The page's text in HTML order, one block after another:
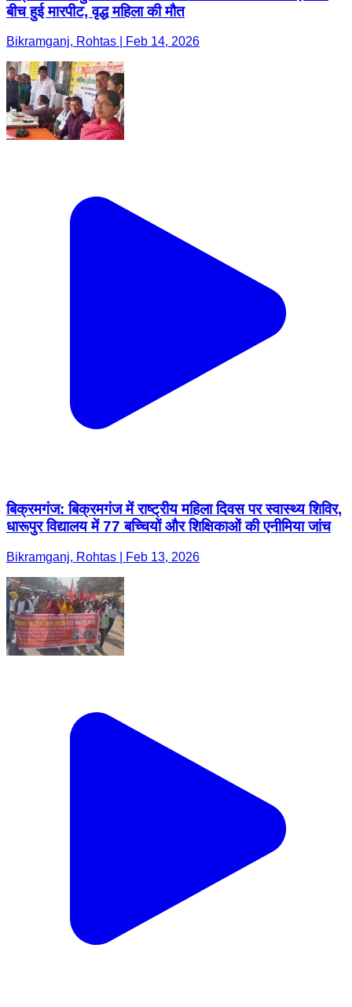
बीच हुई मारपीट, वृद्ध महिला की मौत
Bikramganj, Rohtas | Feb 14, 2026
बिक्रमगंज: बिक्रमगंज में राष्ट्रीय महिला दिवस पर स्वास्थ्य शिविर,
धारूपुर विद्यालय में 77 बच्चियों और शिक्षिकाओं की एनीमिया जांच
Bikramganj, Rohtas | Feb 13, 2026